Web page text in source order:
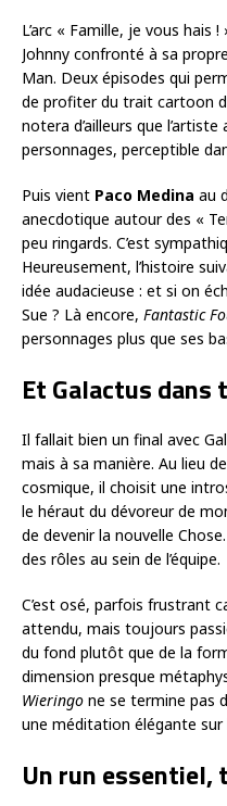
L’arc « Famille, je vous hais
Johnny confronté à sa
Man. Deux épisodes qui
de profiter du trait cartoon
notera d’ailleurs que
personnages, perceptible
Puis vient Paco Medina au
anecdotique autour des «
peu ringards. C’est
Heureusement, l’histoire
idée audacieuse : et si on
Sue ? Là encore, Fantastic
personnages plus que ses
Et Galactus dans
Il fallait bien un final avec
mais à sa manière. Au lieu
cosmique, il choisit une
le héraut du dévoreur de
de devenir la nouvelle
des rôles au sein de l’équipe.
C’est osé, parfois frustrant
attendu, mais toujours
du fond plutôt que de la
dimension presque
Wieringo ne se termine pas
une méditation élégante sur
Un run